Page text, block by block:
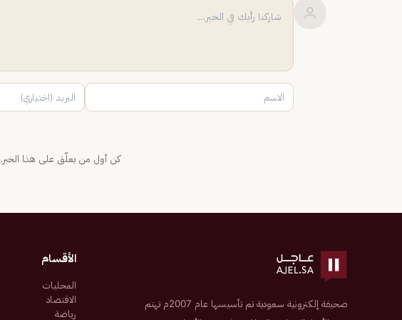
كن أول من يعلّق على هذا الخبر.
صحيفة إلكترونية سعودية تم تأسيسها عام 2007م تهتم
الأقسام
المحليات
الاقتصاد
رياضة